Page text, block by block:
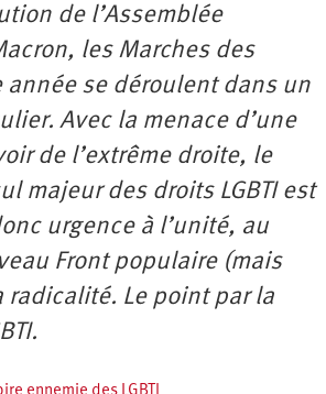
de l’Assemblée
les Marches des
année se déroulent dans un
Avec la menace d’une
de l’extrême droite, le
majeur des droits LGBTI est
urgence à l’unité, au
Front populaire (mais
radicalité. Le point par la